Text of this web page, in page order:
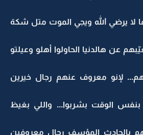
لا يرضي الله ويجي الموت متل شكة
عن هالدنيا الحاولوا أهلو وعيلتو
لإنو معروف عنهم رجال خيرين
الوقت بشربوا... واللي بغيظ
بالحادث المؤسف رجال معروفين